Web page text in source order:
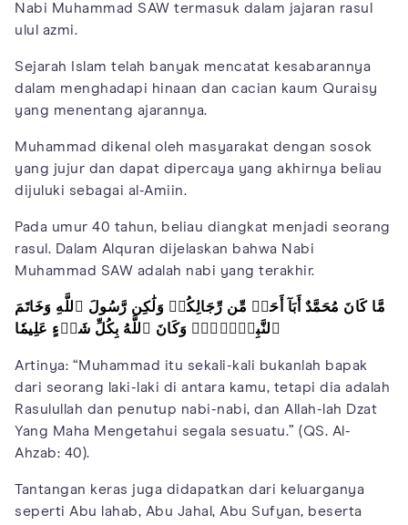
Nabi Muhammad SAW termasuk dalam jajaran rasul
ulul azmi.
Sejarah Islam telah banyak mencatat kesabarannya
dalam menghadapi hinaan dan cacian kaum Quraisy
yang menentang ajarannya.
Muhammad dikenal oleh masyarakat dengan sosok
yang jujur dan dapat dipercaya yang akhirnya beliau
dijuluki sebagai al-Amiin.
Pada umur 40 tahun, beliau diangkat menjadi seorang
rasul. Dalam Alquran dijelaskan bahwa Nabi
Muhammad SAW adalah nabi yang terakhir.
مَّا كَانَ مُحَمَّدٌ أَبَآ أَحَدٖ مِّن رِّجَالِكُمۡ وَلَٰكِن رَّسُولَ ٱللَّهِ وَخَاتَمَ
ٱلنَّبِيِّ‍ۧنَۗ وَكَانَ ٱللَّهُ بِكُلِّ شَيۡءٍ عَلِيمٗا
Artinya: “Muhammad itu sekali-kali bukanlah bapak
dari seorang laki-laki di antara kamu, tetapi dia adalah
Rasulullah dan penutup nabi-nabi, dan Allah-lah Dzat
Yang Maha Mengetahui segala sesuatu.” (QS. Al-
Ahzab: 40).
Tantangan keras juga didapatkan dari keluarganya
seperti Abu lahab, Abu Jahal, Abu Sufyan, beserta